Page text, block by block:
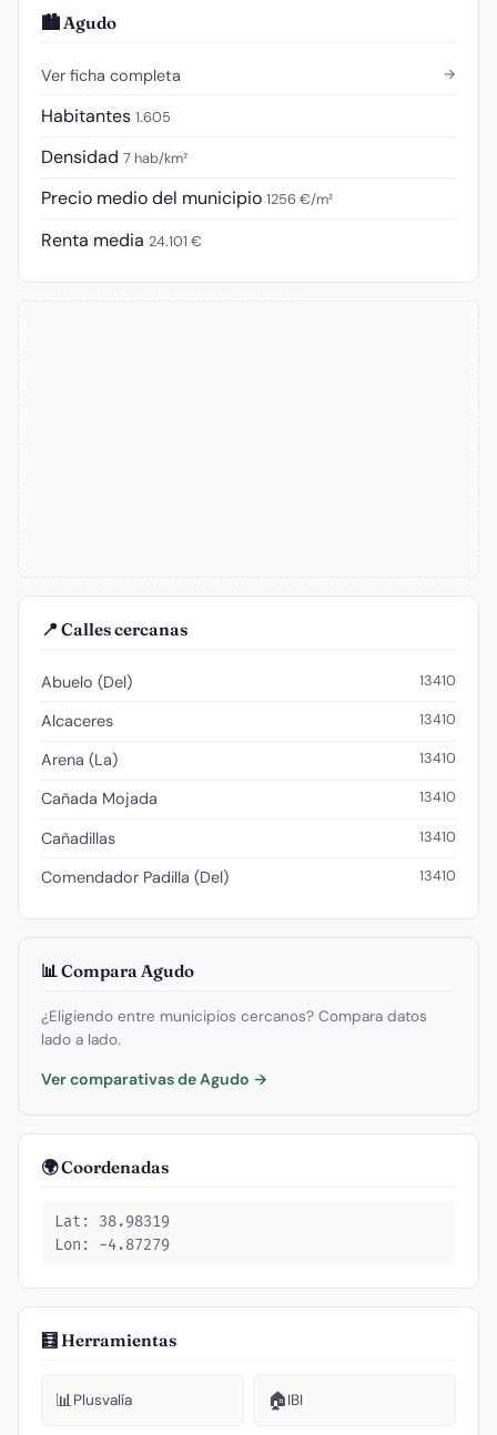
🏙️ Agudo
Ver ficha completa →
Habitantes 1.605
Densidad 7 hab/km²
Precio medio del municipio 1256 €/m²
Renta media 24.101 €
📍 Calles cercanas
Abuelo (Del) 13410
Alcaceres 13410
Arena (La) 13410
Cañada Mojada 13410
Cañadillas 13410
Comendador Padilla (Del) 13410
📊 Compara Agudo
¿Eligiendo entre municipios cercanos? Compara datos
lado a lado.
Ver comparativas de Agudo →
🌍 Coordenadas
Lat: 38.98319
Lon: -4.87279
🧮 Herramientas
📊Plusvalía 🏠IBI